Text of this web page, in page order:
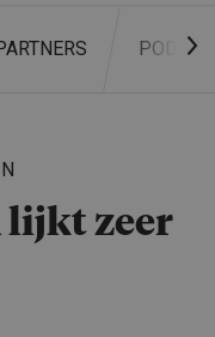
ZOEKEN
lijkt zeer